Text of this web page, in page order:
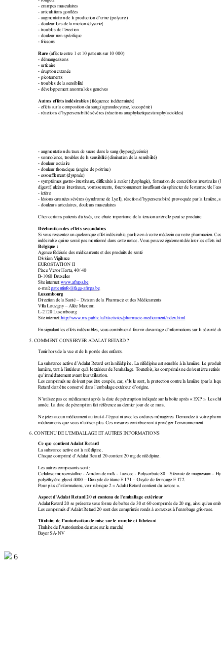
- crampes musculaires
- articulationsgonflées
- augmentation de la production d’urine (polyurie)
- douleur lors de la miction (dysurie)
- troublesdel’érection
- douleur non spécifique
- frissons
Rare (affecte entre 1 et 10 patients sur 10 000)
- démangeaisons
- urticaire
- éruption cutanée
- picotements
- troublesdela sensibilité
- développement anormal desgencives
Autres effets indésirables (fréquence indéterminée)
- effets sur la composition du sang (agranulocytose, leucopénie)
- réactions d’hypersensibilité sévères (réactions anaphylactiques/anaphylactoïdes)
- augmentation du taux de sucre dans le sang (hyperglycémie)
- somnolence , troubles de la sensibilité (diminution de la sensibilité)
- douleur oculaire
- douleur thoracique (angine de poitrine)
- essoufflement (dyspnée)
- symptômesgastro-intestinaux , difficultésà avaler (dysphagie) formation de concrétions intestinales (
digestif, ulcères intestinaux , vomissements fonctionnement insuffisantdu sphincter de l'estomac/de l’œs
- ictère
- lésions cutanées sévères (syndrome de Lyell) , réaction d’hypersensibilité provoquée par la lumière s
- douleursarticulaires, douleurs musculaires
Chez certains patients dialysés, une chute importante de la tension artérielle peut se produire
Déclaration des effets secondaires
Si vousressentez un quelconque effet indésirable, parlez-en àvotre médecin ou votre pharmacien. Ce
indésirable qui ne serait pas mentionné dans cette notice Vous pouvez également déclarer les effets in
Belgique :
Agence fédérale desmédicamentset des produitsde santé
Division Vigilance
EUROSTATION II
PlaceVictorHorta, 40/ 40
B-1060 Bruxelles
Siteinternet:www.afmps.be
e-mail: patientinfo@fagg-afmps.be
Luxembourg
Direction dela Santé– Division de la Pharmacie et desMédicaments
Villa Louvigny – Allée Marconi
L-2120 Luxembourg
Siteinternet:http://www.ms.public.lu/fr/activites/pharmacie-medicament/index .html
En signalant les effets indésirables, vouscontribuez à fournir davantage d’informations sur la sécurité
5 . COMMENT CONSERVER ADALAT RETARD ?
Tenir hors de la vue et de la portée desenfants.
Lasubstance active d’Adalat Retard est la nifédipine. La nifédipine est sensible à la lumière. Le produit
lumière, tant à l'intérieur qu'à l'extérieur de l'emballage . Toutefois, les comprimés ne doiventêtre retirés
qu’immédiatement avant leur utilisation.
Les comprimés ne doiventpas être coupés, car, s’ils le sont, la protection contre la lumière (par la laqu
Retard doitêtre conservé dans l’emballage extérieur d’origine
N’utilisez pas ce médicament après la date de péremption indiquée surla boîte après « EXP ». Les chi
année La date de péremption fait référence au dernierjourde ce mois.
Ne jetez aucun médicament au tout-à-l’égout ni avec lesordures ménagères. Demandez à votre phar
médicaments que vous n’utilisez plus. Cesmesures contribuerontà protégerl’environnement.
6 . CONTENU DE L’EMBALLAGE ET AUTRES INFORMATIONS
Ce que contient Adalat Retard
Lasubstance active est la nifédipine.
Chaque comprimé d’Adalat Retard 20 contient 20 mg de nifédipine.
Les autres composantssont :
Cellulose microcristalline - Amidon demaïs - Lactose - Polysorbate 80 – Stéarate de magnésium - Hy
polyéthylène glycol 4000 – Dioxyde de titane E 171 – Oxyde de fer rouge E 172
Pour plus d’informations, voir rubrique 2 « Adalat Retard contient du lactose ».
Aspect d’Adalat Retard 20 et contenu de l’emballage extérieur
Adalat Retard 20 se présentesous forme de boîtesde 30et60comprimésde 20 mg, ainsi qu’en emb
Les comprimés d’Adalat Retard 20 sontdes comprimés rondsà convexes à l’enrobage gris-rose.
Titulaire de l’autorisation de mise sur le marché et fabricant
Titulairede l’Autorisation de mise sur le marché
BayerSA-NV
6